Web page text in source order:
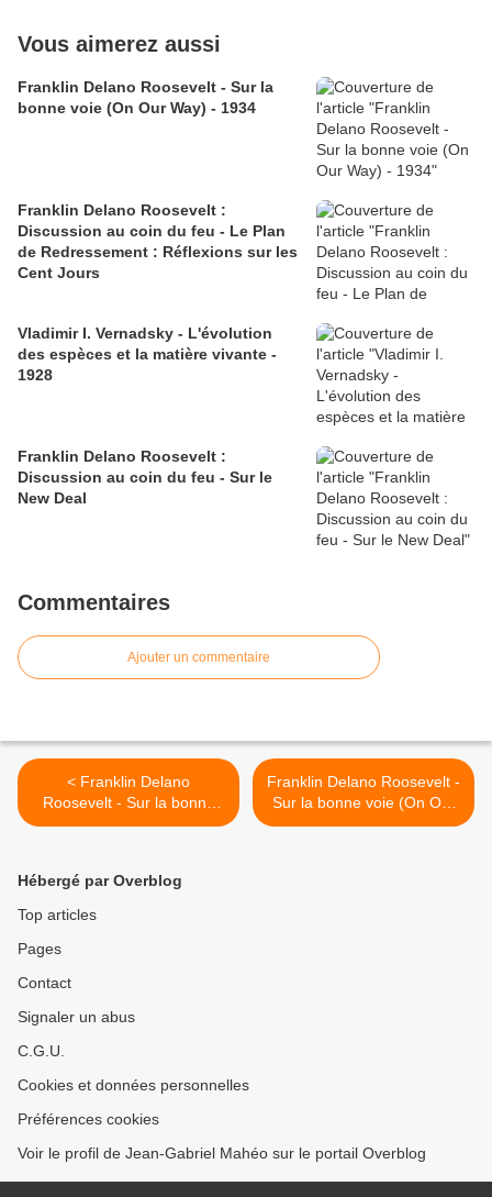
Vous aimerez aussi
Franklin Delano Roosevelt - Sur la
bonne voie (On Our Way) - 1934
Franklin Delano Roosevelt :
Discussion au coin du feu - Le Plan
de Redressement : Réflexions sur les
Cent Jours
Vladimir I. Vernadsky - L'évolution
des espèces et la matière vivante -
1928
Franklin Delano Roosevelt :
Discussion au coin du feu - Sur le
New Deal
Commentaires
Ajouter un commentaire
< Franklin Delano
Roosevelt - Sur la bonne
voie (On Our Way) - 1934 -
Franklin Delano Roosevelt -
Sur la bonne voie (On Our
Way) - 1934 - Appendice III
Hébergé par Overblog
Top articles
Pages
Contact
Signaler un abus
C.G.U.
Cookies et données personnelles
Préférences cookies
Voir le profil de Jean-Gabriel Mahéo sur le portail Overblog